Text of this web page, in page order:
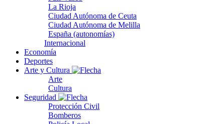
La Rioja
Ciudad Autónoma de Ceuta
Ciudad Autónoma de Melilla
España (autonomías)
Internacional
Economía
Deportes
Arte y Cultura
Arte
Cultura
Seguridad
Protección Civil
Bomberos